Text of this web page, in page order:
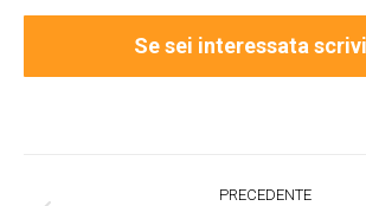
Se sei interessata
PRECEDENTE